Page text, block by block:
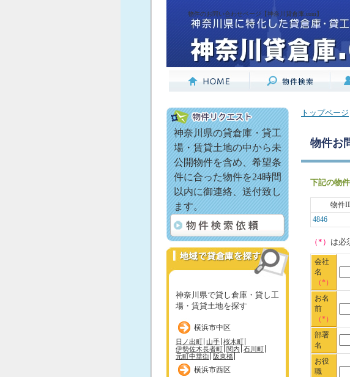
物件のお問い合わせページ【神奈川貸倉庫.com】
神奈川県の貸倉庫・貸工
場・賃貸土地の中から未
公開物件を含め、希望条
件に合った物件を24時間
以内に御連絡、送付致し
ます。
神奈川県で貸し倉庫・貸し工
場・賃貸土地を探す
横浜市中区
日ノ出町 山手 桜木町
伊勢佐木長者町 関内 石川町
元町中華街 阪東橋
横浜市西区
トップページ
物件お
下記の物
物件
4846
（*） は必
会社
名
（*）
お名
前
（*）
部署
名
お役
職